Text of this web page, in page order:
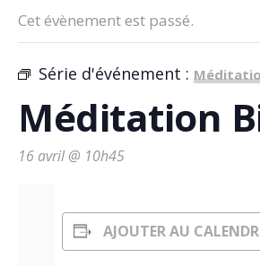
Cet évènement est passé.
Série d'événement :
Méditation
16 avril @ 10h45
AJOUTER AU